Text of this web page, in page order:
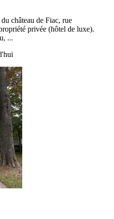
château de Fiac, rue
privée (hôtel de luxe).
...